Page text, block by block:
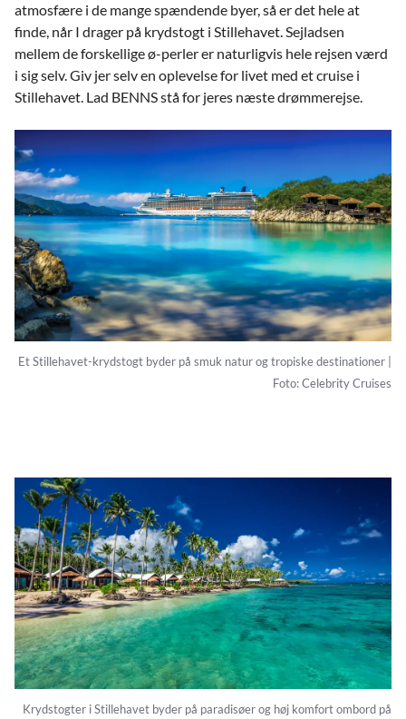
atmosfære i de mange spændende byer, så er det hele at
finde, når I drager på krydstogt i Stillehavet. Sejladsen
mellem de forskellige ø-perler er naturligvis hele rejsen værd
i sig selv. Giv jer selv en oplevelse for livet med et cruise i
Stillehavet. Lad BENNS stå for jeres næste drømmerejse.
Et Stillehavet-krydstogt byder på smuk natur og tropiske destinationer |
Foto: Celebrity Cruises
Krydstogter i Stillehavet byder på paradisøer og høj komfort ombord på